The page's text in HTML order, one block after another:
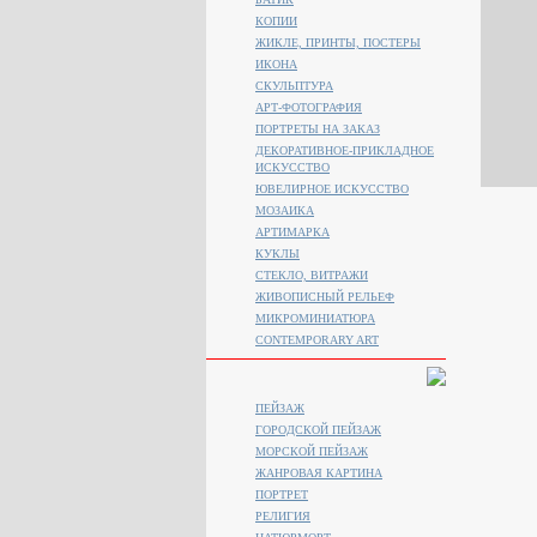
КОПИИ
ЖИКЛЕ, ПРИНТЫ, ПОСТЕРЫ
ИКОНА
СКУЛЬПТУРА
АРТ-ФОТОГРАФИЯ
ПОРТРЕТЫ НА ЗАКАЗ
ДЕКОРАТИВНОЕ-ПРИКЛАДНОЕ
ИСКУССТВО
ЮВЕЛИРНОЕ ИСКУССТВО
МОЗАИКА
АРТИМАРКА
КУКЛЫ
СТЕКЛО, ВИТРАЖИ
ЖИВОПИСНЫЙ РЕЛЬЕФ
МИКРОМИНИАТЮРА
CONTEMPORARY ART
ПЕЙЗАЖ
ГОРОДСКОЙ ПЕЙЗАЖ
МОРСКОЙ ПЕЙЗАЖ
ЖАНРОВАЯ КАРТИНА
ПОРТРЕТ
РЕЛИГИЯ